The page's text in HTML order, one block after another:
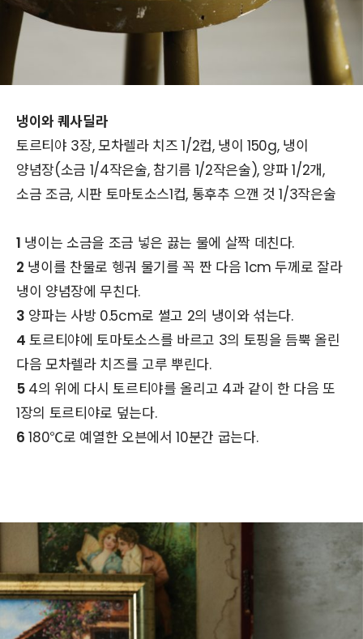
냉이와 퀘사딜라
토르티야 3장, 모차렐라 치즈 1/2컵, 냉이 150g, 냉이
양념장(소금 1/4작은술, 참기름 1/2작은술), 양파 1/2개,
소금 조금, 시판 토마토소스1컵, 통후추 으깬 것 1/3작은술
1 냉이는 소금을 조금 넣은 끓는 물에 살짝 데친다.
2 냉이를 찬물로 헹궈 물기를 꼭 짠 다음 1cm 두께로 잘라
냉이 양념장에 무친다.
3 양파는 사방 0.5cm로 썰고 2의 냉이와 섞는다.
4 토르티야에 토마토소스를 바르고 3의 토핑을 듬뿍 올린
다음 모차렐라 치즈를 고루 뿌린다.
54의 위에 다시 토르티야를 올리고 4과 같이 한 다음 또
1장의 토르티야로 덮는다.
6 180℃로 예열한 오븐에서 10분간 굽는다.